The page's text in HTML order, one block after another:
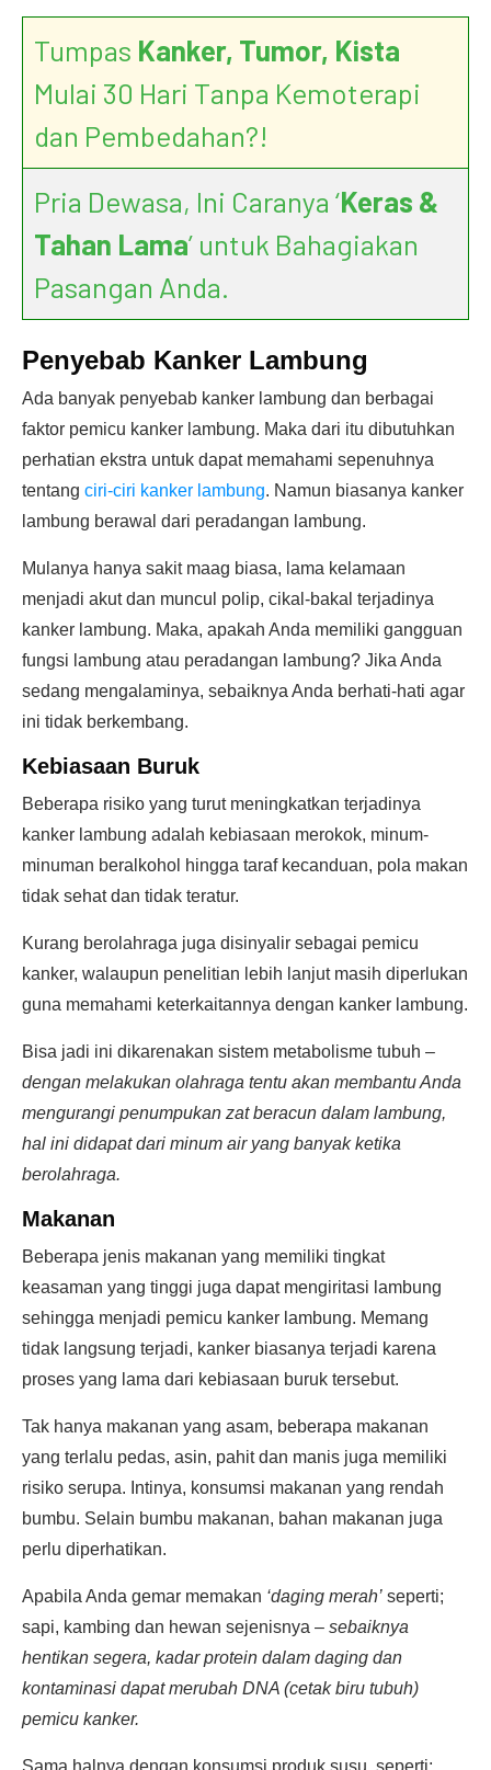
Tumpas Kanker, Tumor, Kista
Mulai 30 Hari Tanpa Kemoterapi
dan Pembedahan?!
Pria Dewasa, Ini Caranya ‘Keras &
Tahan Lama’ untuk Bahagiakan
Pasangan Anda.
Penyebab Kanker Lambung
Ada banyak penyebab kanker lambung dan berbagai
faktor pemicu kanker lambung. Maka dari itu dibutuhkan
perhatian ekstra untuk dapat memahami sepenuhnya
tentang ciri-ciri kanker lambung. Namun biasanya kanker
lambung berawal dari peradangan lambung.
Mulanya hanya sakit maag biasa, lama kelamaan
menjadi akut dan muncul polip, cikal-bakal terjadinya
kanker lambung. Maka, apakah Anda memiliki gangguan
fungsi lambung atau peradangan lambung? Jika Anda
sedang mengalaminya, sebaiknya Anda berhati-hati agar
ini tidak berkembang.
Kebiasaan Buruk
Beberapa risiko yang turut meningkatkan terjadinya
kanker lambung adalah kebiasaan merokok, minum-
minuman beralkohol hingga taraf kecanduan, pola makan
tidak sehat dan tidak teratur.
Kurang berolahraga juga disinyalir sebagai pemicu
kanker, walaupun penelitian lebih lanjut masih diperlukan
guna memahami keterkaitannya dengan kanker lambung.
Bisa jadi ini dikarenakan sistem metabolisme tubuh –
dengan melakukan olahraga tentu akan membantu Anda
mengurangi penumpukan zat beracun dalam lambung,
hal ini didapat dari minum air yang banyak ketika
berolahraga.
Makanan
Beberapa jenis makanan yang memiliki tingkat
keasaman yang tinggi juga dapat mengiritasi lambung
sehingga menjadi pemicu kanker lambung. Memang
tidak langsung terjadi, kanker biasanya terjadi karena
proses yang lama dari kebiasaan buruk tersebut.
Tak hanya makanan yang asam, beberapa makanan
yang terlalu pedas, asin, pahit dan manis juga memiliki
risiko serupa. Intinya, konsumsi makanan yang rendah
bumbu. Selain bumbu makanan, bahan makanan juga
perlu diperhatikan.
Apabila Anda gemar memakan ‘daging merah’ seperti;
sapi, kambing dan hewan sejenisnya – sebaiknya
hentikan segera, kadar protein dalam daging dan
kontaminasi dapat merubah DNA (cetak biru tubuh)
pemicu kanker.
Sama halnya dengan konsumsi produk susu, seperti;